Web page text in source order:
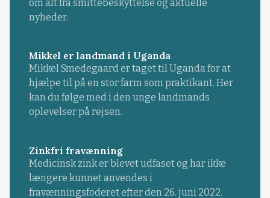
om alt fra smittebeskyttelse og aktuelle
nyheder.
Mikkel er landmand i Uganda
Mikkel Smedegaard er taget til Uganda for at
hjælpe til på en stor farm som praktikant. Her
kan du følge med i den unge landmands
oplevelser på rejsen.
Zinkfri fravænning
Medicinsk zink er blevet udfaset og har ikke
længere kunnet anvendes i
fravænningsfoderet efter den 26. juni 2022.